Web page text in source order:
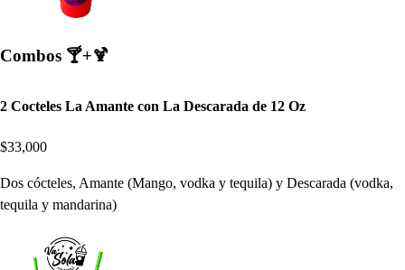
Combos 🍸+🍹
2 Cocteles La Amante con La Descarada de 12 Oz
$33,000
Dos cócteles, Amante (Mango, vodka y tequila) y Descarada (vodka,
tequila y mandarina)